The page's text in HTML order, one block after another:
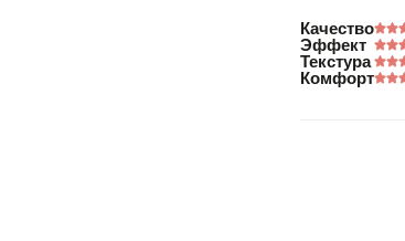
Качество
Эффект
Текстура
Комфорт